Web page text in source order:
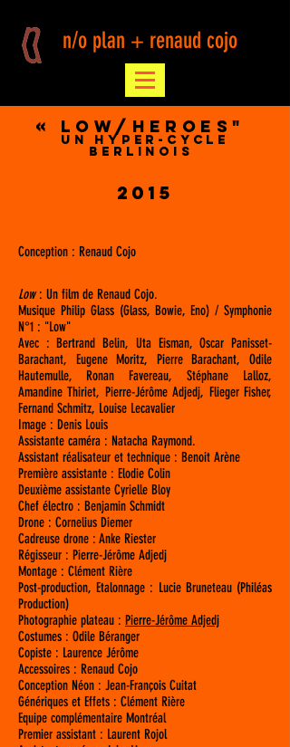
n/o plan + renaud cojo
« Low/Heroes"
Un Hyper-Cycle
Berlinois
2015
Conception : Renaud Cojo
Low: Un film de Renaud Cojo.
Musique Philip Glass (Glass, Bowie, Eno) / Symphonie
N°1 : "Low"
Avec : Bertrand Belin, Uta Eisman, Oscar Panisset-
Barachant, Eugene Moritz, Pierre Barachant, Odile
Hautemulle, Ronan Favereau, Stéphane Lalloz,
Amandine Thiriet, Pierre-Jérôme Adjedj, Flieger Fisher,
Fernand Schmitz, Louise Lecavalier
Image : Denis Louis
Assistante caméra : Natacha Raymond.
Assistant réalisateur et technique : Benoit Arène
Première assistante : Elodie Colin
Deuxième assistante Cyrielle Bloy
Chef électro : Benjamin Schmidt
Drone : Cornelius Diemer
Cadreuse drone : Anke Riester
Régisseur : Pierre-Jérôme Adjedj
Montage : Clément Rière
Post-production, Etalonnage : Lucie Bruneteau (Philéas
Production)
Photographie plateau : Pierre-Jérôme Adjedj
Costumes : Odile Béranger
Copiste : Laurence Jérôme
Accessoires : Renaud Cojo
Conception Néon : Jean-François Cuitat
Génériques et Effets : Clément Rière
Equipe complémentaire Montréal
Premier assistant : Laurent Rojol